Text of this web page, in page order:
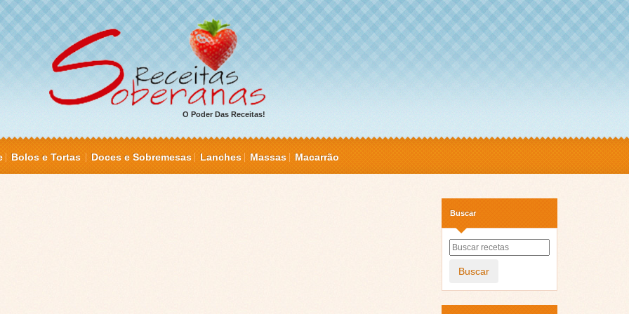
O Poder Das Receitas!
Bolos e Tortas Doces e Sobremesas Lanches Massas Macarrão
Buscar
Buscar